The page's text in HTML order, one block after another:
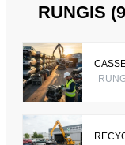
RUNGIS